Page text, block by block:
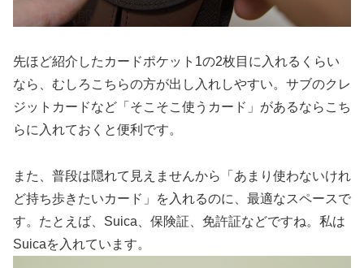
先ほど紹介したカードポケット1の2枚目に入れるくらい
なら、むしろこちらの方が出し入れしやすい。サブのクレ
ジットカードなど「そこそこ使うカード」があるならこち
らに入れておくと便利です。
また、普段は隠れて見えませんから「あまり使わないけれ
ど持ち歩きたいカード」を入れるのに、最適なスペースで
す。たとえば、Suica、保険証、免許証などですね。私は
Suicaを入れています。